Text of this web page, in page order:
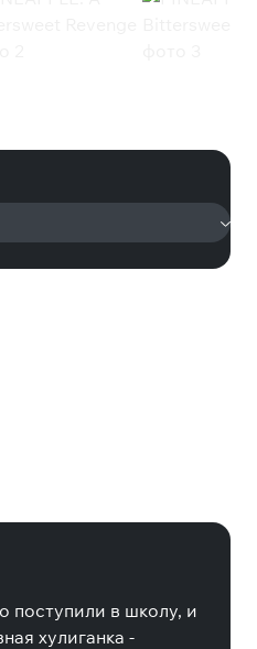
поступили в школу, и
хулиганка -